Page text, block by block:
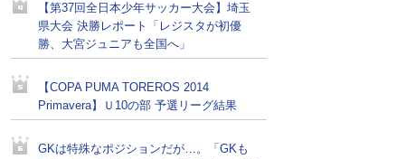
【第37回全日本少年サッカー大会】埼玉
県大会 決勝レポート「レジスタが初優
勝、大宮ジュニアも全国へ」
【COPA PUMA TOREROS 2014
Primavera】Ｕ10の部 予選リーグ結果
GKは特殊なポジションだが…。「GKも